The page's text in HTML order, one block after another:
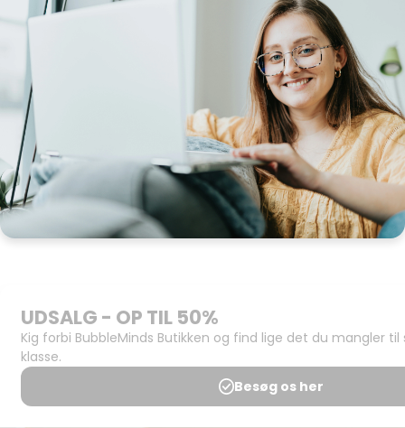
Om
BubbleMinds:
Materialerne
Bliv
udgiver
Historien
om
BubbleMinds
BubbleMinds
Support og
juridisk:
Spørgsmål og
svar
Medlemsbetingelser